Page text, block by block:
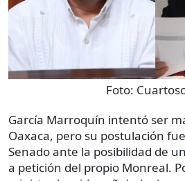
Foto:
García Marroquín intentó ser
Oaxaca, pero su postulación
Senado ante la posibilidad de
a petición del propio Monreal.